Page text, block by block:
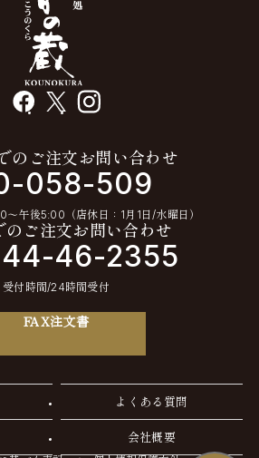
facebook instagram
のご注文お問い合わせ
058-509
午後5:00（店休日：1月1日/水曜日）
ご注文お問い合わせ
46-2355
受付時間/24時間受付
FAX注文書
よくある質問
会社概要